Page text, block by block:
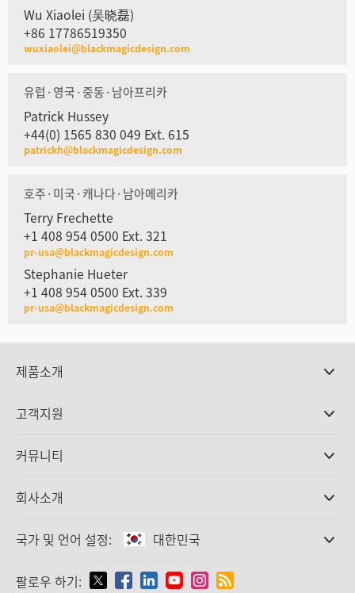
Wu Xiaolei (吴晓磊)
+86 17786519350
wuxiaolei@blackmagicdesign.com
유럽·영국·중동·남아프리카
Patrick Hussey
+44(0) 1565 830 049 Ext. 615
patrickh@blackmagicdesign.com
호주·미국·캐나다·남아메리카
Terry Frechette
+1 408 954 0500 Ext. 321
pr-usa@blackmagicdesign.com
Stephanie Hueter
+1 408 954 0500 Ext. 339
pr-usa@blackmagicdesign.com
제품소개
DaVinci Resolve와 Fusion 소프트웨어
Ultimatte
캡쳐 및 재생
표준 변환
모니터링
고객지원
고객지원 센터
커뮤니티
회사소개
회사 소개
미디어
국가 및 언어 설정: 대한민국
국가 및 언어를 설정하세요
팔로우 하기: